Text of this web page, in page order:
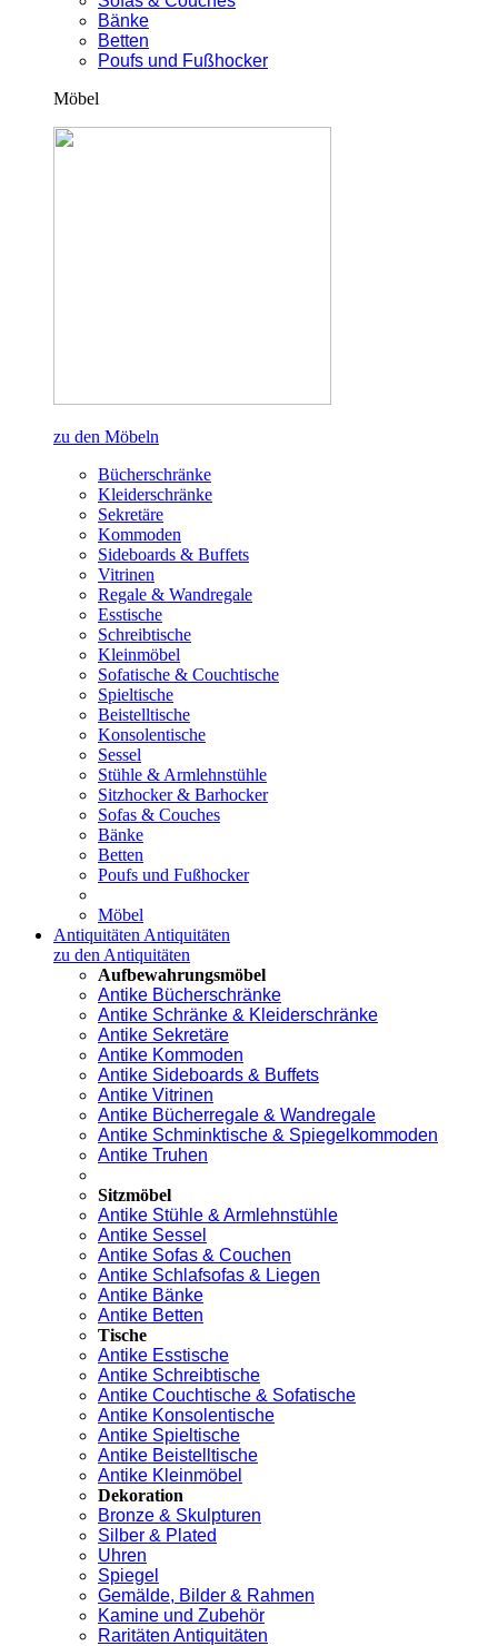
Bänke
Betten
Poufs und Fußhocker
Möbel
zu den Möbeln
Bücherschränke
Kleiderschränke
Sekretäre
Kommoden
Sideboards & Buffets
Vitrinen
Regale & Wandregale
Esstische
Schreibtische
Kleinmöbel
Sofatische & Couchtische
Spieltische
Beistelltische
Konsolentische
Sessel
Stühle & Armlehnstühle
Sitzhocker & Barhocker
Sofas & Couches
Bänke
Betten
Poufs und Fußhocker
Möbel
Antiquitäten Antiquitäten
zu den Antiquitäten
Aufbewahrungsmöbel
Antike Bücherschränke
Antike Schränke & Kleiderschränke
Antike Sekretäre
Antike Kommoden
Antike Sideboards & Buffets
Antike Vitrinen
Antike Bücherregale & Wandregale
Antike Schminktische & Spiegelkommoden
Antike Truhen
Sitzmöbel
Antike Stühle & Armlehnstühle
Antike Sessel
Antike Sofas & Couchen
Antike Schlafsofas & Liegen
Antike Bänke
Antike Betten
Tische
Antike Esstische
Antike Schreibtische
Antike Couchtische & Sofatische
Antike Konsolentische
Antike Spieltische
Antike Beistelltische
Antike Kleinmöbel
Dekoration
Bronze & Skulpturen
Silber & Plated
Uhren
Spiegel
Gemälde, Bilder & Rahmen
Kamine und Zubehör
Raritäten Antiquitäten